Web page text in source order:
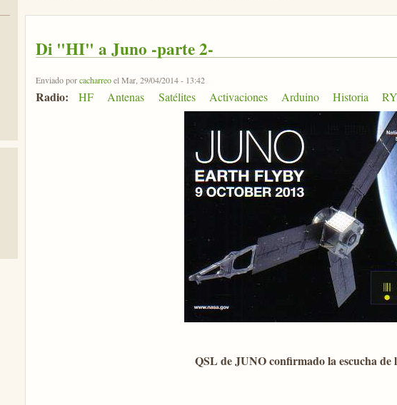
Di "HI" a Juno -parte 2-
Enviado porcacharreoel Mar, 29/04/2014 - 13:42
Radio: HF Antenas Satélites Activaciones Arduino Historia
QSL de JUNO confirmado la escucha de